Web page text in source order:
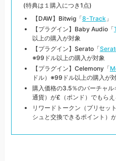
(特典は１購入につき1点)
【DAW】Bitwig「8-Track 」
【プラグイン】Baby Audio「
以上の購入が対象
【プラグイン】Serato「
※99ドル以上の購入が対象
【プラグイン】Celemony「
ドル）※99ドル以上の購入が
購入価格の3.5％のバーチャ
通貨）が£（ポンド）でもらえ
リワードトークン（プリセッ
シュと交換できるポイント）